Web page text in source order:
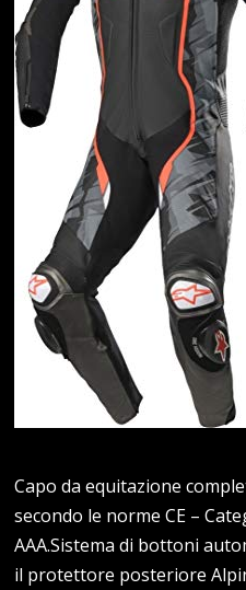
Capo da equitazione
secondo le norme CE –
AAA.Sistema di bottoni
il protettore posteriore